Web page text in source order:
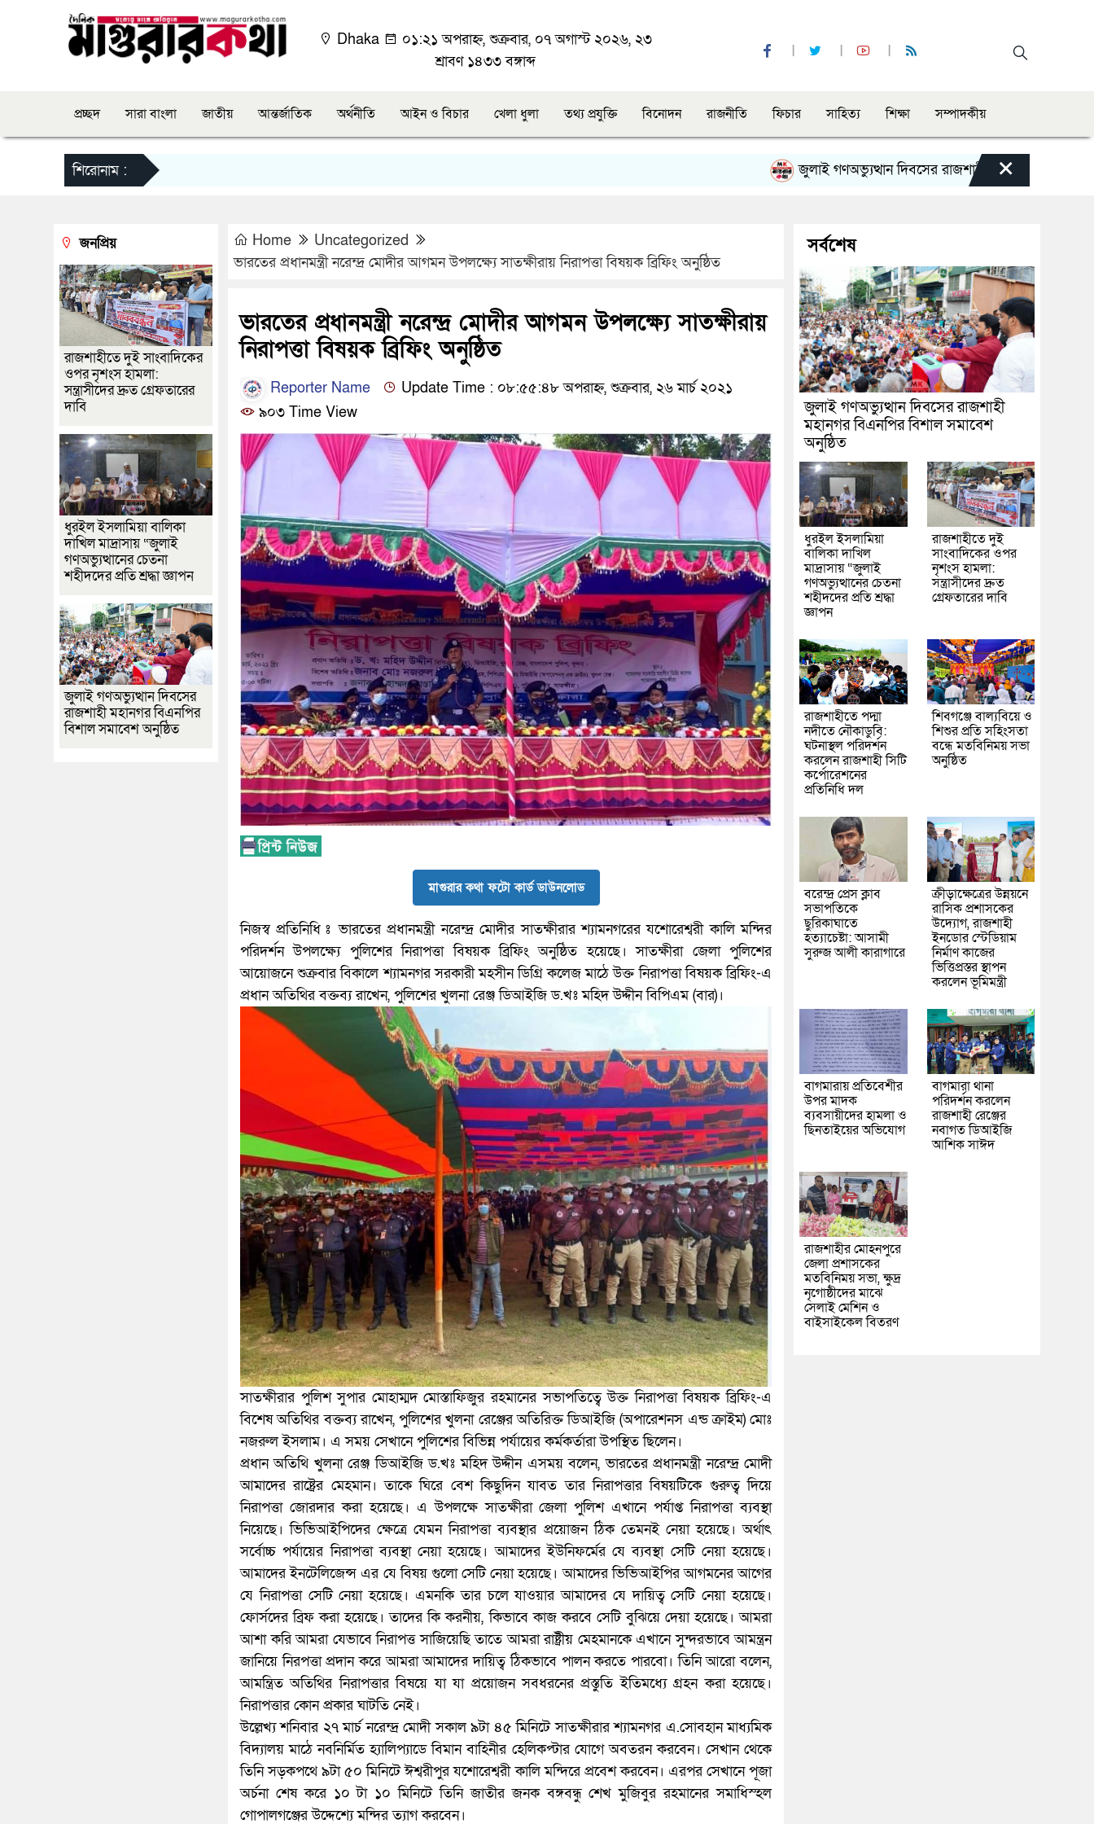
Dhaka
০১:২১ অপরাহ্ন, শুক্রবার, ০৭ অগাস্ট ২০২৬, ২৩
শ্রাবণ ১৪৩৩ বঙ্গাব্দ
প্রচ্ছদ সারা বাংলা জাতীয় আন্তর্জাতিক অর্থনীতি আইন ও বিচার খেলা ধুলা তথ্য প্রযুক্তি বিনোদন রাজনীতি ফিচার সাহিত্য শিক্ষা সম্পাদকীয়
শিরোনাম : জুলাই গণঅভ্যুত্থান দিবসের রাজশাহী মহানগর বিএনপির বিশাল
×
Home
Uncategorized
ভারতের প্রধানমন্ত্রী নরেন্দ্র মোদীর আগমন উপলক্ষ্যে সাতক্ষীরায় নিরাপত্তা বিষয়ক ব্রিফিং অনুষ্ঠিত
ভারতের প্রধানমন্ত্রী নরেন্দ্র মোদীর আগমন উপলক্ষ্যে সাতক্ষীরায়
নিরাপত্তা বিষয়ক ব্রিফিং অনুষ্ঠিত
Reporter Name
Update Time : ০৮:৫৫:৪৮ অপরাহ্ন, শুক্রবার, ২৬ মার্চ ২০২১
৯০৩ Time View
মাগুরার কথা ফটো কার্ড ডাউনলোড
নিজস্ব প্রতিনিধি ঃ ভারতের প্রধানমন্ত্রী নরেন্দ্র মোদীর সাতক্ষীরার শ্যামনগরের যশোরেশ্বরী কালি মন্দির
পরিদর্শন উপলক্ষ্যে পুলিশের নিরাপত্তা বিষয়ক ব্রিফিং অনুষ্ঠিত হয়েছে। সাতক্ষীরা জেলা পুলিশের
আয়োজনে শুক্রবার বিকালে শ্যামনগর সরকারী মহসীন ডিগ্রি কলেজ মাঠে উক্ত নিরাপত্তা বিষয়ক ব্রিফিং-এ
প্রধান অতিথির বক্তব্য রাখেন, পুলিশের খুলনা রেঞ্জ ডিআইজি ড.খঃ মহিদ উদ্দীন বিপিএম (বার)।
সাতক্ষীরার পুলিশ সুপার মোহাম্মদ মোস্তাফিজুর রহমানের সভাপতিত্বে উক্ত নিরাপত্তা বিষয়ক ব্রিফিং-এ
বিশেষ অতিথির বক্তব্য রাখেন, পুলিশের খুলনা রেঞ্জের অতিরিক্ত ডিআইজি (অপারেশনস এন্ড ক্রাইম) মোঃ
নজরুল ইসলাম। এ সময় সেখানে পুলিশের বিভিন্ন পর্যায়ের কর্মকর্তারা উপস্থিত ছিলেন।
প্রধান অতিথি খুলনা রেঞ্জ ডিআইজি ড.খঃ মহিদ উদ্দীন এসময় বলেন, ভারতের প্রধানমন্ত্রী নরেন্দ্র মোদী
আমাদের রাষ্ট্রের মেহমান। তাকে ঘিরে বেশ কিছুদিন যাবত তার নিরাপত্তার বিষয়টিকে গুরুত্ব দিয়ে
নিরাপত্তা জোরদার করা হয়েছে। এ উপলক্ষে সাতক্ষীরা জেলা পুলিশ এখানে পর্যাপ্ত নিরাপত্তা ব্যবস্থা
নিয়েছে। ভিভিআইপিদের ক্ষেত্রে যেমন নিরাপত্তা ব্যবস্থার প্রয়োজন ঠিক তেমনই নেয়া হয়েছে। অর্থাৎ
সর্বোচ্চ পর্যায়ের নিরাপত্তা ব্যবস্থা নেয়া হয়েছে। আমাদের ইউনিফর্মের যে ব্যবস্থা সেটি নেয়া হয়েছে।
আমাদের ইনটেলিজেন্স এর যে বিষয় গুলো সেটি নেয়া হয়েছে। আমাদের ভিভিআইপির আগমনের আগের
যে নিরাপত্তা সেটি নেয়া হয়েছে। এমনকি তার চলে যাওয়ার আমাদের যে দায়িত্ব সেটি নেয়া হয়েছে।
ফোর্সদের ব্রিফ করা হয়েছে। তাদের কি করনীয়, কিভাবে কাজ করবে সেটি বুঝিয়ে দেয়া হয়েছে। আমরা
আশা করি আমরা যেভাবে নিরাপত্ত সাজিয়েছি তাতে আমরা রাষ্ট্রীয় মেহমানকে এখানে সুন্দরভাবে আমন্ত্রন
জানিয়ে নিরপত্তা প্রদান করে আমরা আমাদের দায়িত্ব ঠিকভাবে পালন করতে পারবো। তিনি আরো বলেন,
আমন্ত্রিত অতিথির নিরাপত্তার বিষয়ে যা যা প্রয়োজন সবধরনের প্রস্তুতি ইতিমধ্যে গ্রহন করা হয়েছে।
নিরাপত্তার কোন প্রকার ঘাটতি নেই।
উল্লেখ্য শনিবার ২৭ মার্চ নরেন্দ্র মোদী সকাল ৯টা ৪৫ মিনিটে সাতক্ষীরার শ্যামনগর এ.সোবহান মাধ্যমিক
বিদ্যালয় মাঠে নবনির্মিত হ্যালিপ্যাডে বিমান বাহিনীর হেলিকপ্টার যোগে অবতরন করবেন। সেখান থেকে
তিনি সড়কপথে ৯টা ৫০ মিনিটে ঈশ্বরীপুর যশোরেশ্বরী কালি মন্দিরে প্রবেশ করবেন। এরপর সেখানে পূজা
অর্চনা শেষ করে ১০ টা ১০ মিনিটে তিনি জাতীর জনক বঙ্গবন্ধু শেখ মুজিবুর রহমানের সমাধিস্হল
গোপালগঞ্জের উদ্দেশ্যে মন্দির ত্যাগ করবেন।
জনপ্রিয়
রাজশাহীতে দুই সাংবাদিকের
ওপর নৃশংস হামলা:
সন্ত্রাসীদের দ্রুত গ্রেফতারের
দাবি
ধুরইল ইসলামিয়া বালিকা
দাখিল মাদ্রাসায় “জুলাই
গণঅভ্যুত্থানের চেতনা
শহীদদের প্রতি শ্রদ্ধা জ্ঞাপন
জুলাই গণঅভ্যুত্থান দিবসের
রাজশাহী মহানগর বিএনপির
বিশাল সমাবেশ অনুষ্ঠিত
সর্বশেষ
জুলাই গণঅভ্যুত্থান দিবসের রাজশাহী
মহানগর বিএনপির বিশাল সমাবেশ
অনুষ্ঠিত
ধুরইল ইসলামিয়া
বালিকা দাখিল
মাদ্রাসায় “জুলাই
গণঅভ্যুত্থানের চেতনা
শহীদদের প্রতি শ্রদ্ধা
জ্ঞাপন
রাজশাহীতে দুই
সাংবাদিকের ওপর
নৃশংস হামলা:
সন্ত্রাসীদের দ্রুত
গ্রেফতারের দাবি
রাজশাহীতে পদ্মা
নদীতে নৌকাডুবি:
ঘটনাস্থল পরিদর্শন
করলেন রাজশাহী সিটি
কর্পোরেশনের
প্রতিনিধি দল
শিবগঞ্জে বাল্যবিয়ে ও
শিশুর প্রতি সহিংসতা
বন্ধে মতবিনিময় সভা
অনুষ্ঠিত
বরেন্দ্র প্রেস ক্লাব
সভাপতিকে
ছুরিকাঘাতে
হত্যাচেষ্টা: আসামী
সুরুজ আলী কারাগারে
ক্রীড়াক্ষেত্রের উন্নয়নে
রাসিক প্রশাসকের
উদ্যোগ, রাজশাহী
ইনডোর স্টেডিয়াম
নির্মাণ কাজের
ভিত্তিপ্রস্তর স্থাপন
করলেন ভূমিমন্ত্রী
বাগমারায় প্রতিবেশীর
উপর মাদক
ব্যবসায়ীদের হামলা ও
ছিনতাইয়ের অভিযোগ
বাগমারা থানা
পরিদর্শন করলেন
রাজশাহী রেঞ্জের
নবাগত ডিআইজি
আশিক সাঈদ
রাজশাহীর মোহনপুরে
জেলা প্রশাসকের
মতবিনিময় সভা, ক্ষুদ্র
নৃগোষ্ঠীদের মাঝে
সেলাই মেশিন ও
বাইসাইকেল বিতরণ